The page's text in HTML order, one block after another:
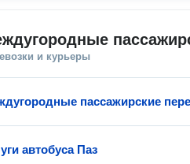
и курьеры
пассажирские
автобуса Паз